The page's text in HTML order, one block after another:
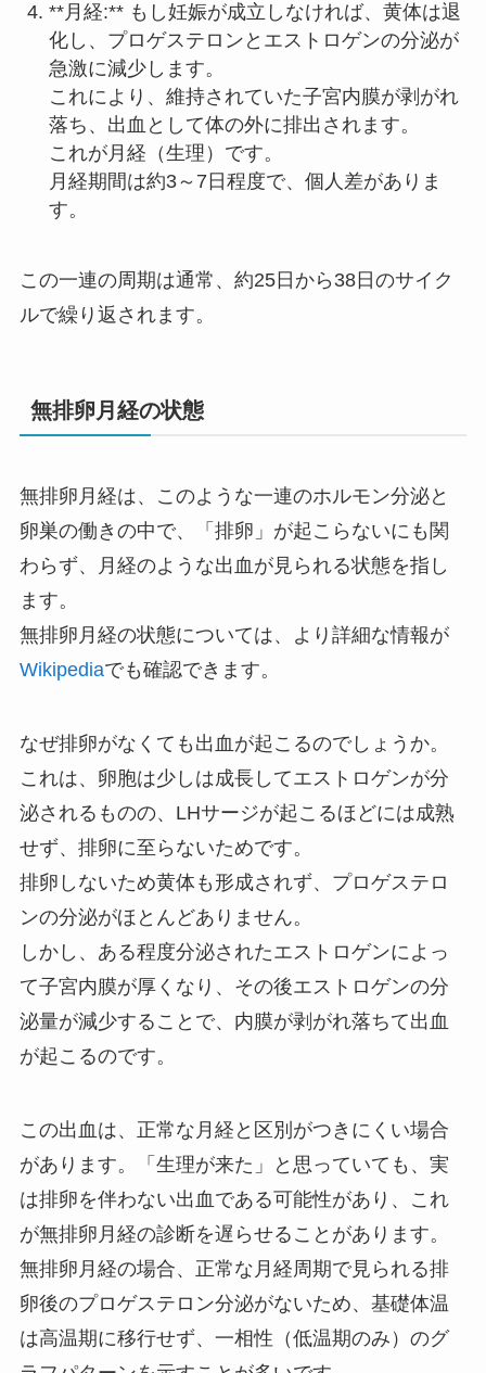
**月経:** もし妊娠が成立しなければ、黄体は退
化し、プロゲステロンとエストロゲンの分泌が
急激に減少します。
これにより、維持されていた子宮内膜が剥がれ
落ち、出血として体の外に排出されます。
これが月経（生理）です。
月経期間は約3～7日程度で、個人差がありま
す。
この一連の周期は通常、約25日から38日のサイク
ルで繰り返されます。
無排卵月経の状態
無排卵月経は、このような一連のホルモン分泌と
卵巣の働きの中で、「排卵」が起こらないにも関
わらず、月経のような出血が見られる状態を指し
ます。
無排卵月経の状態については、より詳細な情報が
Wikipediaでも確認できます。
なぜ排卵がなくても出血が起こるのでしょうか。
これは、卵胞は少しは成長してエストロゲンが分
泌されるものの、LHサージが起こるほどには成熟
せず、排卵に至らないためです。
排卵しないため黄体も形成されず、プロゲステロ
ンの分泌がほとんどありません。
しかし、ある程度分泌されたエストロゲンによっ
て子宮内膜が厚くなり、その後エストロゲンの分
泌量が減少することで、内膜が剥がれ落ちて出血
が起こるのです。
この出血は、正常な月経と区別がつきにくい場合
があります。「生理が来た」と思っていても、実
は排卵を伴わない出血である可能性があり、これ
が無排卵月経の診断を遅らせることがあります。
無排卵月経の場合、正常な月経周期で見られる排
卵後のプロゲステロン分泌がないため、基礎体温
は高温期に移行せず、一相性（低温期のみ）のグ